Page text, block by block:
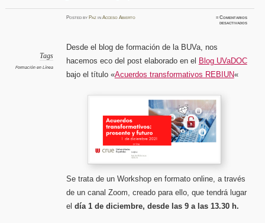
PostedbyPaz inAcceso Abierto ≈Comentarios
desactivadosen
Tags
Formación en Línea
Desde el blog de formación de la BUVa, nos
hacemos eco del post elaborado en el Blog UVaDOC
bajo el título «Acuerdos transformativos REBIUN«
Se trata de un Workshop en formato online, a través
de un canal Zoom, creado para ello, que tendrá lugar
el día 1 de diciembre, desde las 9 a las 13.30 h.